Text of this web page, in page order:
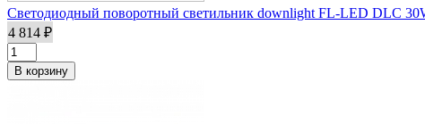
Светодиодный поворотный светильник downlight FL-LED DLC
4 814 ₽